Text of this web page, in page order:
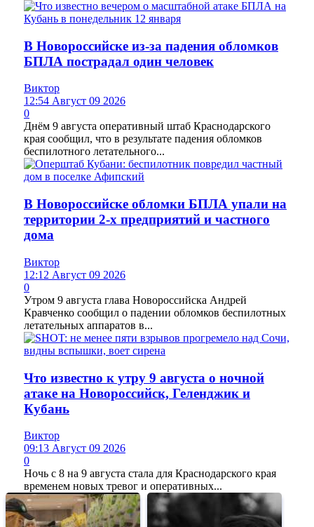
В Новороссийске из-за падения обломков
БПЛА пострадал один человек
Виктор
12:54 Август 09 2026
0
Днём 9 августа оперативный штаб Краснодарского
края сообщил, что в результате падения обломков
беспилотного летательного...
В Новороссийске обломки БПЛА упали на
территории 2-х предприятий и частного
дома
Виктор
12:12 Август 09 2026
0
Утром 9 августа глава Новороссийска Андрей
Кравченко сообщил о падении обломков беспилотных
летательных аппаратов в...
Что известно к утру 9 августа о ночной
атаке на Новороссийск, Геленджик и
Кубань
Виктор
09:13 Август 09 2026
0
Ночь с 8 на 9 августа стала для Краснодарского края
временем новых тревог и оперативных...